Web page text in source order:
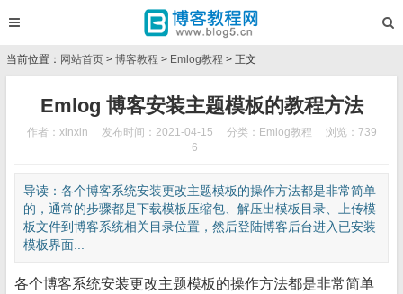
当前位置： 网站首页 > 博客教程 > Emlog教程 > 正文
Emlog 博客安装主题模板的教程方法
作者：xlnxin 发布时间：2021-04-15 分类： Emlog教程
浏览：739
6
导读：各个博客系统安装更改主题模板的操作方法都是非常简单
的，通常的步骤都是下载模板压缩包、解压出模板目录、上传模
板文件到博客系统相关目录位置，然后登陆博客后台进入已安装
模板界面...
各个博客系统安装更改主题模板的操作方法都是非常简单